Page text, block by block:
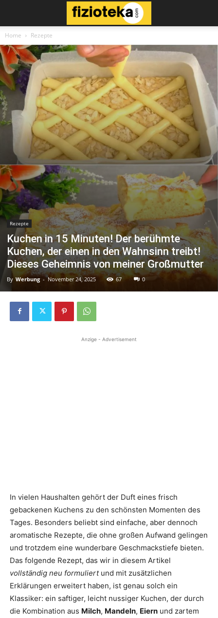
Home Rezepte
Rezepte
Kuchen in 15 Minuten! Der berühmte
Kuchen, der einen in den Wahnsinn treibt!
Dieses Geheimnis von meiner Großmutter
By Werbung - November 24, 2025 67 0
Anzige - Advertisement
In vielen Haushalten gehört der Duft eines frisch
gebackenen Kuchens zu den schönsten Momenten des
Tages. Besonders beliebt sind einfache, aber dennoch
aromatische Rezepte, die ohne großen Aufwand gelingen
und trotzdem eine wunderbare Geschmackstiefe bieten.
Das folgende Rezept, das wir in diesem Artikel
vollständig neu formuliertund mit zusätzlichen
Erklärungen erweitert haben, ist genau solch ein
Klassiker: ein saftiger, leicht nussiger Kuchen, der durch
die Kombination aus Milch, Mandeln, Eiern und zartem